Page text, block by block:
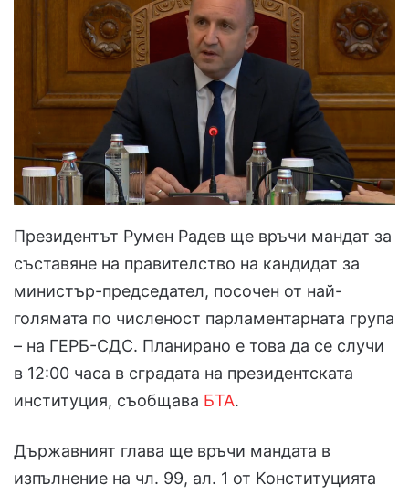
Президентът Румен Радев ще връчи мандат за
съставяне на правителство на кандидат за
министър-председател, посочен от най-
голямата по численост парламентарната група
– на ГЕРБ-СДС. Планирано е това да се случи
в 12:00 часа в сградата на президентската
институция, съобщава БТА.
Държавният глава ще връчи мандата в
изпълнение на чл. 99, ал. 1 от Конституцията